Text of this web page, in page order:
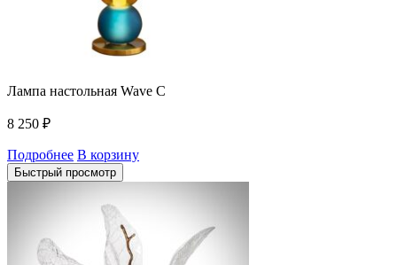
Лампа настольная Wave C
8 250 ₽
Подробнее В корзину
Быстрый просмотр